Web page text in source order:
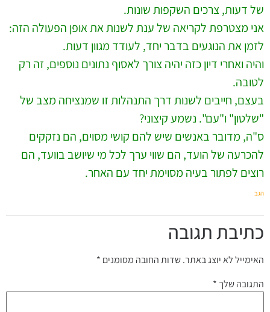
של דעות, צרכים השקפות שונות.
אני מצטרפת לקריאה של ענת לשנות את אופן הפעולה הזה:
לזמן את הנוגעים בדבר יחד, לעודד מגוון דעות.
והיה ואחרי דיון כזה יהיה צורך לאסוף נתונים נוספים, זה רק
לטובה.
בעצם, חייבים לשנות דרך התנהלות זו שמנציחה מצב של
"שלטון" ו"עם". נשמע קיצוני?
ס"ה, מדובר באנשים שיש להם קושי מסוים, הם נזקקים
להכרעה של הועד, הם שווי ערך לכל מי שיושב בוועד, הם
רוצים לפתור בעיה מסוימת יחד עם האחר.
הגב
כתיבת תגובה
האימייל לא יוצג באתר.שדות החובה מסומנים *
התגובה שלך *